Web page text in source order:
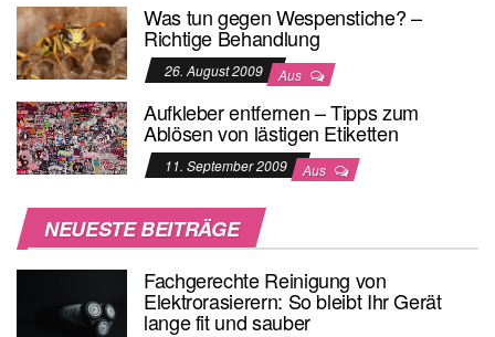
Was tun gegen Wespenstiche? –
Richtige Behandlung
26. August 2009 Aus
Aufkleber entfernen – Tipps zum
Ablösen von lästigen Etiketten
11. September 2009 Aus
NEUESTE BEITRÄGE
Fachgerechte Reinigung von
Elektrorasierern: So bleibt Ihr Gerät
lange fit und sauber